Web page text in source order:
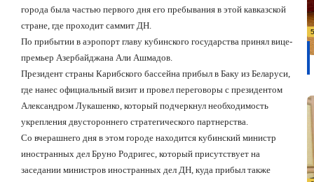
города была частью первого дня его пребывания в этой кавказской
стране, где проходит саммит ДН.
По прибытии в аэропорт главу кубинского государства принял вице-
премьер Азербайджана Али Ашмадов.
Президент страны Карибского бассейна прибыл в Баку из Беларуси,
где нанес официальный визит и провел переговоры с президентом
Александром Лукашенко, который подчеркнул необходимость
укрепления двустороннего стратегического партнерства.
Со вчерашнего дня в этом городе находится кубинский министр
иностранных дел Бруно Родригес, который присутствует на
заседании министров иностранных дел ДН, куда прибыл также